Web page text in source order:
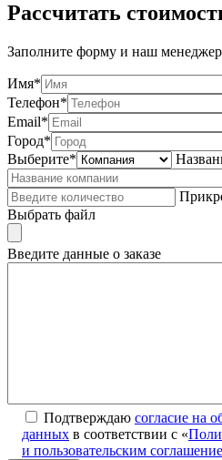
Рассчитать
Заполните форму и наш
Имя*
Телефон*
Email*
Город*
Выберите*
Выбрать файл
Введите данные о заказе
Подтверждаю согласие на
данных в соответствии с «
и пользовательским